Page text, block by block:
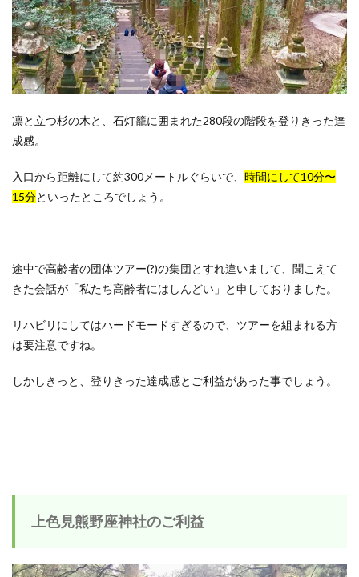
凛と立つ杉の木と、石灯籠に囲まれた280段の階段を登りきった達
成感。
入口から距離にして約300メートルぐらいで、 時間にして10分〜
15分といったところでしょう。
途中で高齢者の団体ツアー(?)の集団とすれ違いまして、聞こえて
きた会話が「私たち高齢者にはしんどい」と申しておりました。
リハビリにしてはハードモードすぎるので、ツアーを組まれる方
は要注意ですね。
しかしきっと、登りきった達成感とご利益があった事でしょう。
上色見熊野座神社のご利益